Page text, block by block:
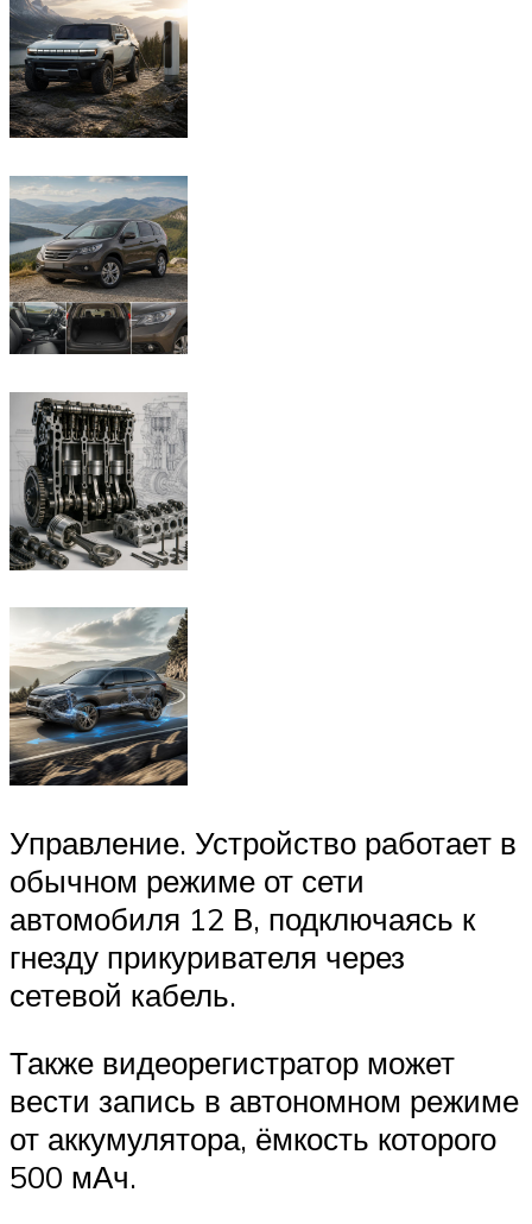
Управление. Устройство работает в
обычном режиме от сети
автомобиля 12 В, подключаясь к
гнезду прикуривателя через
сетевой кабель.
Также видеорегистратор может
вести запись в автономном режиме
от аккумулятора, ёмкость которого
500 мАч.